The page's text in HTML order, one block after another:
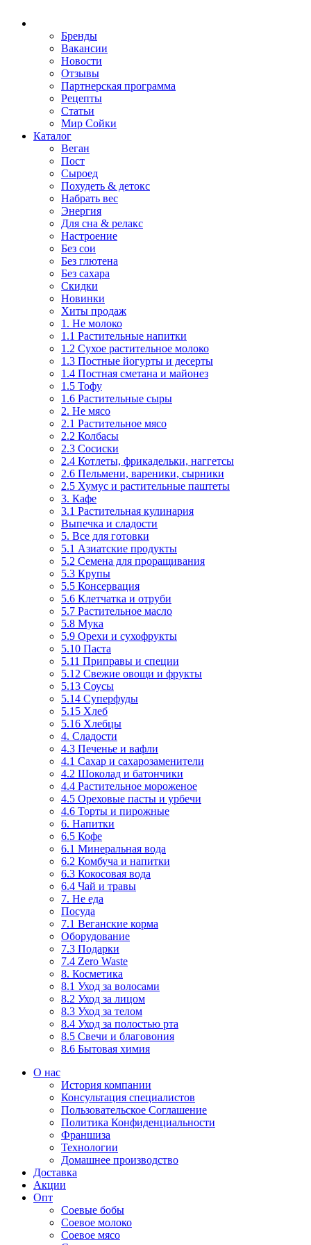
Бренды
Вакансии
Новости
Отзывы
Партнерская программа
Рецепты
Статьи
Мир Сойки
Каталог
Веган
Пост
Сыроед
Похудеть & детокс
Набрать вес
Энергия
Для сна & релакс
Настроение
Без сои
Без глютена
Без сахара
Скидки
Новинки
Хиты продаж
1. Не молоко
1.1 Растительные напитки
1.2 Сухое растительное молоко
1.3 Постные йогурты и десерты
1.4 Постная сметана и майонез
1.5 Тофу
1.6 Растительные сыры
2. Не мясо
2.1 Растительное мясо
2.2 Колбасы
2.3 Сосиски
2.4 Котлеты, фрикадельки, наггетсы
2.6 Пельмени, вареники, сырники
2.5 Хумус и растительные паштеты
3. Кафе
3.1 Растительная кулинария
Выпечка и сладости
5. Все для готовки
5.1 Азиатские продукты
5.2 Семена для проращивания
5.3 Крупы
5.5 Консервация
5.6 Клетчатка и отруби
5.7 Растительное масло
5.8 Мука
5.9 Орехи и сухофрукты
5.10 Паста
5.11 Приправы и специи
5.12 Свежие овощи и фрукты
5.13 Соусы
5.14 Суперфуды
5.15 Хлеб
5.16 Хлебцы
4. Сладости
4.3 Печенье и вафли
4.1 Сахар и сахарозаменители
4.2 Шоколад и батончики
4.4 Растительное мороженое
4.5 Ореховые пасты и урбечи
4.6 Торты и пирожные
6. Напитки
6.5 Кофе
6.1 Минеральная вода
6.2 Комбуча и напитки
6.3 Кокосовая вода
6.4 Чай и травы
7. Не еда
Посуда
7.1 Веганские корма
Оборудование
7.3 Подарки
7.4 Zero Waste
8. Косметика
8.1 Уход за волосами
8.2 Уход за лицом
8.3 Уход за телом
8.4 Уход за полостью рта
8.5 Свечи и благовония
8.6 Бытовая химия
О нас
История компании
Консультация специалистов
Пользовательское Соглашение
Политика Конфиденциальности
Франшиза
Технологии
Домашнее производство
Доставка
Акции
Опт
Соевые бобы
Соевое молоко
Соевое мясо